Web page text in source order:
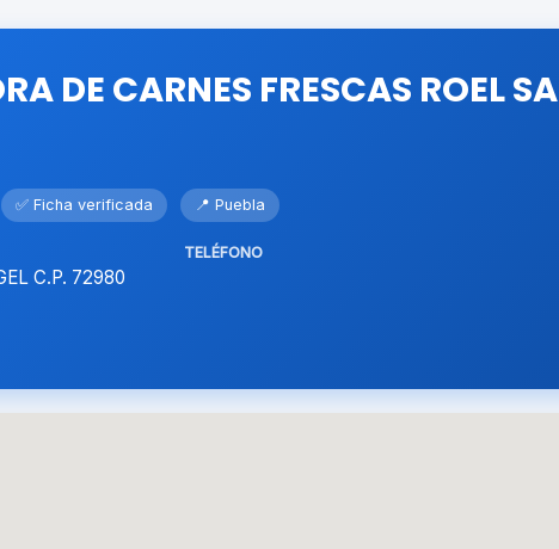
DE CARNES FRESCAS ROEL SA
✅ Ficha verificada 📍 Puebla
C.P. 72980
TELÉFONO